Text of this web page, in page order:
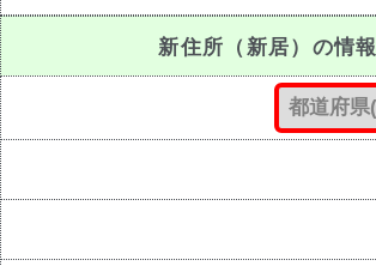
新住所（新居）の情報